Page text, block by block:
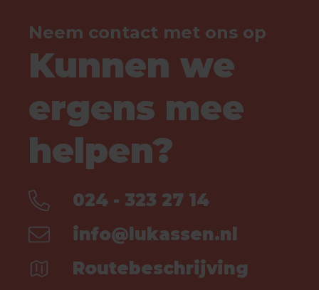
Neem contact met ons op
Kunnen we
ergens mee
helpen?
024 - 323 27 14
info@lukassen.nl
Routebeschrijving